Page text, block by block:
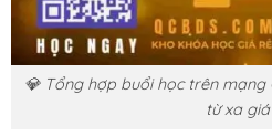
💎 Tổng hợp buổi học trên mạng
từ xa